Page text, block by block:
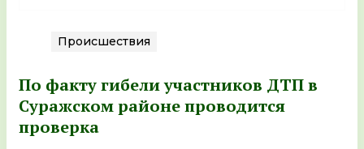
Происшествия
По факту гибели участников ДТП в
Суражском районе проводится
проверка